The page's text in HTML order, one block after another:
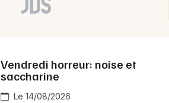
Vendredi horreur: noise et
saccharine
Le 14/08/2026